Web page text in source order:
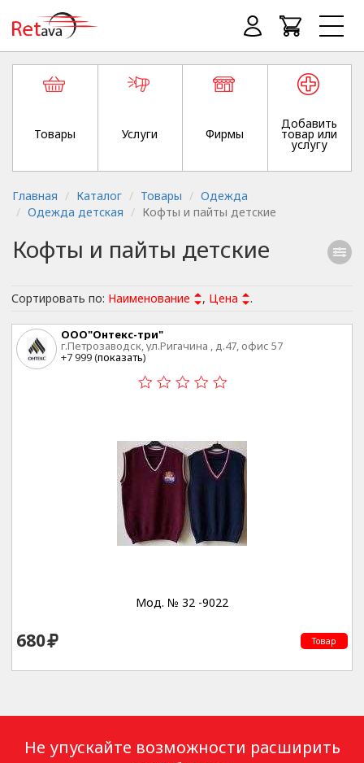
Товары Услуги Фирмы
Добавить
товар или
услугу
Главная Каталог Товары
Одежда
Одежда детская
Кофты и пайты детские
Кофты и пайты детские
Сортировать по: Наименование , Цена .
ООО"Онтекс-три"
г.Петрозаводск, ул.Ригачина , д.47, офис 57
+7 999 (показать)
Мод. № 32 -9022
680 Товар
Не упускайте возможности расширить